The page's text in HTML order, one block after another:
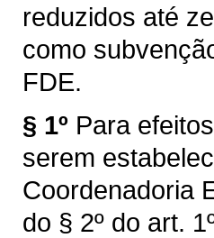
reduzidos até
como
FDE.
§ 1º Para
serem
Coordenadoria
do § 2º do art.